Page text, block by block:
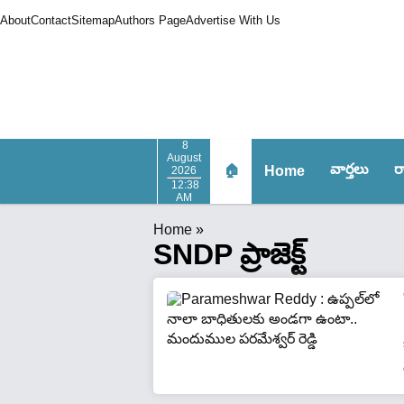
AboutContactSitemapAuthors PageAdvertise With Us
8
August
2026
12:38
AM
🏠 Home వార్త‌లు
Home »
SNDP ప్రాజెక్ట్